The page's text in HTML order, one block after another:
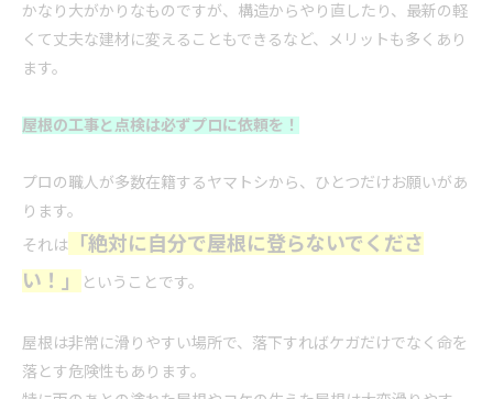
かなり大がかりなものですが、構造からやり直したり、最新の軽
くて丈夫な建材に変えることもできるなど、メリットも多くあり
ます。
屋根の工事と点検は必ずプロに依頼を！
プロの職人が多数在籍するヤマトシから、ひとつだけお願いがあ
ります。
それは
「絶対に自分で屋根に登らないでくださ
い！」
ということです。
屋根は非常に滑りやすい場所で、落下すればケガだけでなく命を
落とす危険性もあります。